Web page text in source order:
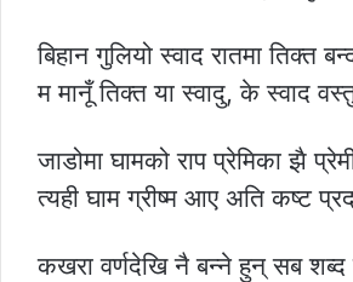
बिहान गुलियो स्वाद रातमा तिक्त
म मानूँ तिक्त या स्वादु, के स्वाद
जाडोमा घामको राप प्रेमिका झै
त्यही घाम ग्रीष्म आए अति कष्ट
कखरा वर्णदेखि नै बन्ने हुन् सब शब्द